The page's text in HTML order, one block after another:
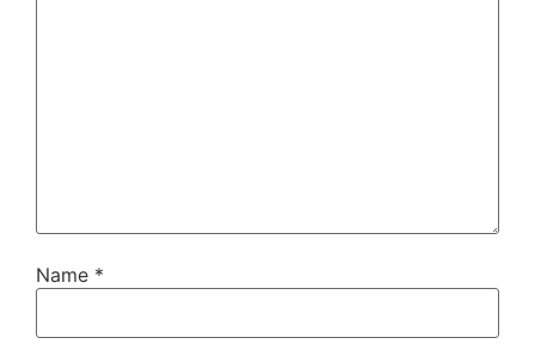
Name *